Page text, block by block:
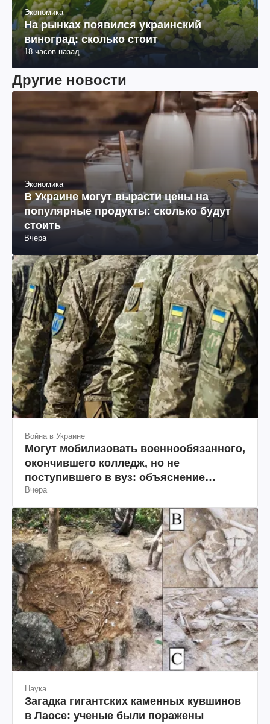
Экономика
На рынках появился украинский
виноград: сколько стоит
18 часов назад
Другие новости
Экономика
В Украине могут вырасти цены на
популярные продукты: сколько будут
стоить
Вчера
Война в Украине
Могут мобилизовать военнообязанного,
окончившего колледж, но не
поступившего в вуз: объяснение
юриста
Вчера
Наука
Загадка гигантских каменных кувшинов
в Лаосе: ученые были поражены